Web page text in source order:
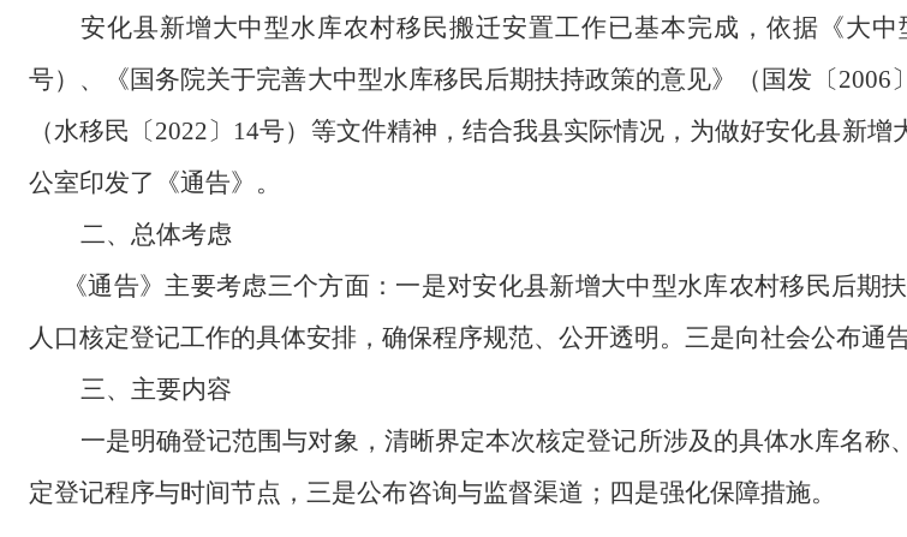
安化县新增大中型水库农村移民搬迁安置工作已基本完成，依据《大
号）、《国务院关于完善大中型水库移民后期扶持政策的意见》（国发〔2006〕
（水移民〔2022〕 14号）等文件精神，结合我县实际情况，为做好安化县新
公室印发了《通告》。
二、总体考虑
《通告》主要考虑三个方面：一是对安化县新增大中型水库农村移民后
人口核定登记工作的具体安排，确保程序规范、公开透明。三是向社会公布通
三、主要内容
一是明确登记范围与对象，清晰界定本次核定登记所涉及的具体水库名
定登记程序与时间节点，三是公布咨询与监督渠道；四是强化保障措施。